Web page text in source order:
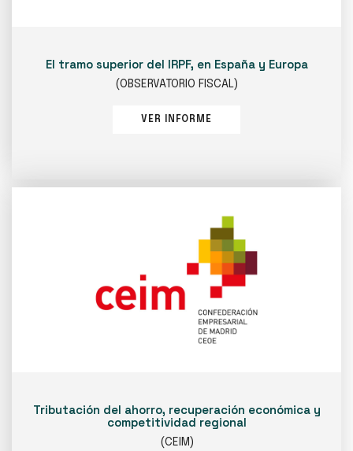
El tramo superior del IRPF, en España y Europa
(OBSERVATORIO FISCAL)
VER INFORME
Tributación del ahorro, recuperación económica y
competitividad regional
(CEIM)